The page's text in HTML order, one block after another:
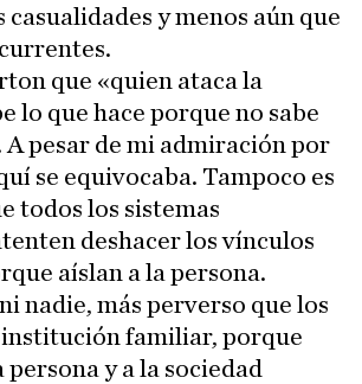
casualidades y menos aún que
que «quien ataca la
lo que hace porque no sabe
A pesar de mi admiración por
se equivocaba. Tampoco es
todos los sistemas
deshacer los vínculos
aíslan a la persona.
nadie, más perverso que los
institución familiar, porque
y a la sociedad